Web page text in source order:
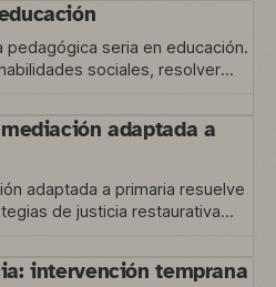
pedagógica seria en educación.
sociales, resolver
adaptada a
adaptada a primaria resuelve
de justicia restaurativa
intervención temprana